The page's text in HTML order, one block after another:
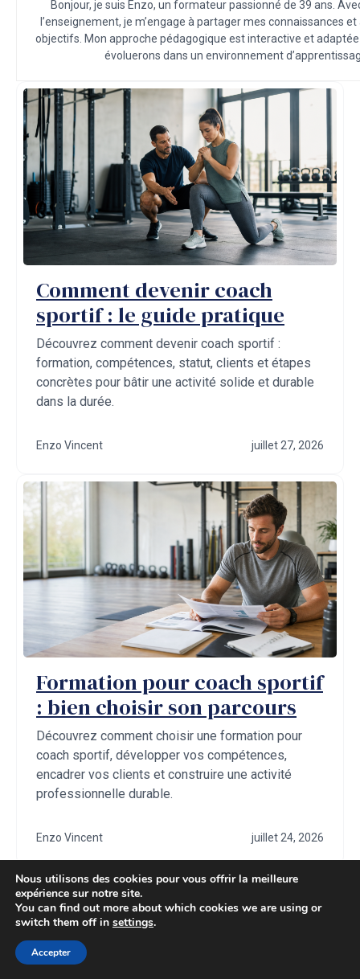
Bonjour, je suis Enzo, un formateur passionné de 39 ans.
l’enseignement, je m’engage à partager mes connaissances
objectifs. Mon approche pédagogique est interactive et
évoluerons dans un environnement
Comment devenir coach
sportif : le guide pratique
Découvrez comment devenir coach sportif :
formation, compétences, statut, clients et étapes
concrètes pour bâtir une activité solide et durable
dans la durée.
Enzo Vincent juillet 27, 2026
Formation pour coach sportif
: bien choisir son parcours
Découvrez comment choisir une formation pour
coach sportif, développer vos compétences,
encadrer vos clients et construire une activité
professionnelle durable.
Enzo Vincent juillet 24, 2026
Nous utilisons des cookies pour vous offrir la meilleure
expérience sur notre site.
You can find out more about which cookies we are using or
switch them off in settings.
Accepter